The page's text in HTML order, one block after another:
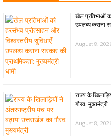
खेल प्रतिभाओं
उपलब्ध कराना
August 8,
राज्य के
गौरव: मुख्यमंत्री
August 8,